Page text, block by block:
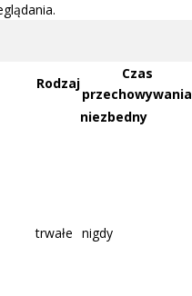
Rodzaj
Czas
przechowywania
niezbedny
trwałe nigdy